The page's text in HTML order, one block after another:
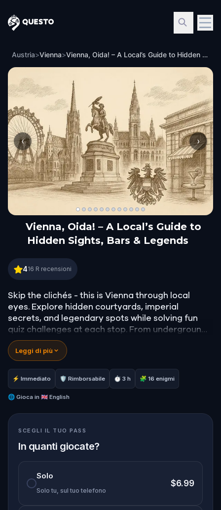
Questo
Austria>Vienna> Vienna, Oida! – A Local’s Guide to Hidden Sights, Bars & Legends
‹ ›
Vienna, Oida! – A Local’s Guide to
Hidden Sights, Bars & Legends
Vienna, Oida! – A Local’s Guide to Hidden Sights,
416 R recensioni
Skip the clichés - this is Vienna through local
eyes. Explore hidden courtyards, imperial
secrets, and legendary spots while solving fun
quiz challenges at each stop. From underground
scandals to forgotten monuments, test your skills
and uncover the city's raw, unfiltered history.
Sightseeing while discovering the Viennese way!
Leggi di più
⚡ Immediato 🛡 Rimborsabile ⏱ 3 h 🧩 16 enigmi
🌐 Gioca in 🇬🇧 English
SCEGLI IL TUO PASS
In quanti giocate?
Solo
Solo tu, sul tuo telefono
$6.99